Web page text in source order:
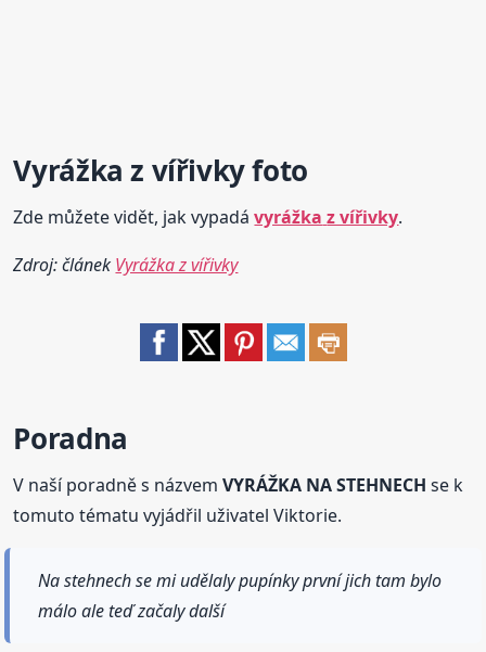
Vyrážka z vířivkyfoto
Zde můžete vidět, jak vypadávyrážka z vířivky.
Zdroj: článek Vyrážka z vířivky
Poradna
V naší poradně s názvemVYRÁŽKA NA STEHNECH se k
tomuto tématu vyjádřil uživatel Viktorie.
Na stehnech se mi udělaly pupínky první jich tam bylo
málo ale teď začaly další